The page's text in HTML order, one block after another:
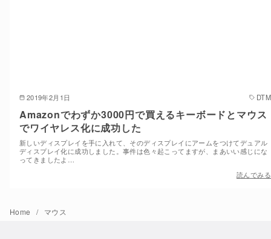
2019年2月1日 DTM
Amazonでわずか3000円で買えるキーボードとマウス
でワイヤレス化に成功した
新しいディスプレイを手に入れて、そのディスプレイにアームをつけてデュアル
ディスプレイ化に成功しました。事件は色々起こってますが、まあいい感じにな
ってきましたよ…
読んでみる
Home マウス